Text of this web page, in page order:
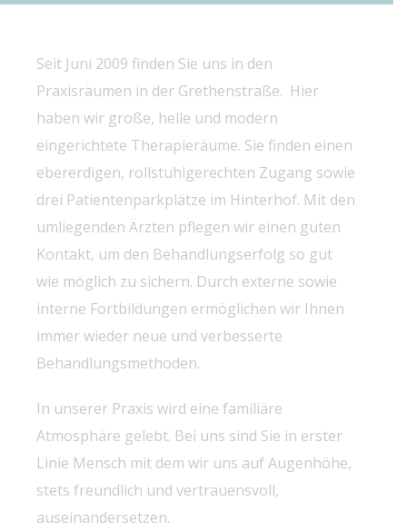
Seit Juni 2009 finden Sie uns in den
Praxisräumen in der Grethenstraße. Hier
haben wir große, helle und modern
eingerichtete Therapieräume. Sie finden einen
ebererdigen, rollstuhlgerechten Zugang sowie
drei Patientenparkplätze im Hinterhof. Mit den
umliegenden Ärzten pflegen wir einen guten
Kontakt, um den Behandlungserfolg so gut
wie möglich zu sichern. Durch externe sowie
interne Fortbildungen ermöglichen wir Ihnen
immer wieder neue und verbesserte
Behandlungsmethoden.
In unserer Praxis wird eine familiäre
Atmosphäre gelebt. Bei uns sind Sie in erster
Linie Mensch mit dem wir uns auf Augenhöhe,
stets freundlich und vertrauensvoll,
auseinandersetzen.